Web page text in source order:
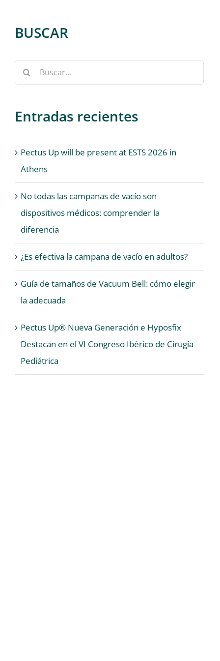
BUSCAR
Buscar:
Entradas recientes
Pectus Up will be present at ESTS 2026 in
Athens
No todas las campanas de vacío son
dispositivos médicos: comprender la
diferencia
¿Es efectiva la campana de vacío en adultos?
Guía de tamaños de Vacuum Bell: cómo elegir
la adecuada
Pectus Up® Nueva Generación e Hyposfix
Destacan en el VI Congreso Ibérico de Cirugía
Pediátrica